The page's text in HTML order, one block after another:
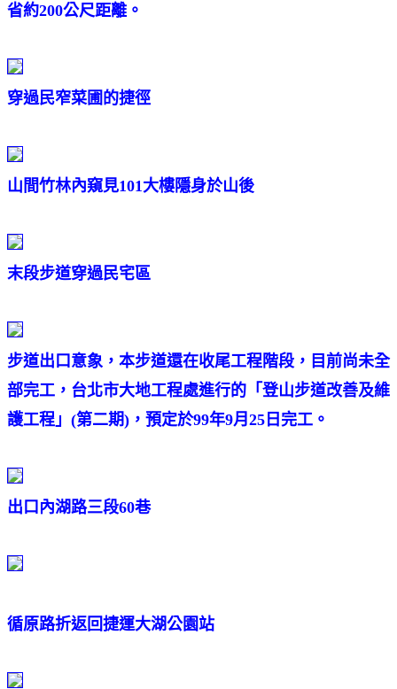
省約200公尺距離。
穿過民窄菜圃的捷徑
山間竹林內窺見101大樓隱身於山後
末段步道穿過民宅區
步道出口意象，本步道還在收尾工程階段，目前尚未全
部完工，台北市大地工程處進行的「登山步道改善及維
護工程」(第二期)，預定於99年9月25日完工。
出口內湖路三段60巷
循原路折返回捷運大湖公園站